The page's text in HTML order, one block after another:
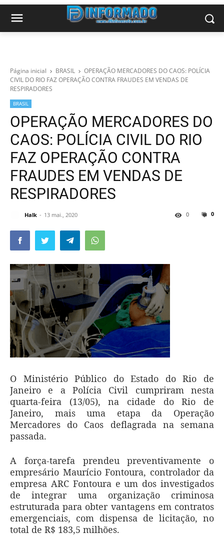
Página inicial BRASIL
OPERAÇÃO MERCADORES DO CAOS: POLÍCIA
CIVIL DO RIO FAZ OPERAÇÃO CONTRA FRAUDES EM VENDAS DE
RESPIRADORES
BRASIL
OPERAÇÃO MERCADORES DO
CAOS: POLÍCIA CIVIL DO RIO
FAZ OPERAÇÃO CONTRA
FRAUDES EM VENDAS DE
RESPIRADORES
Halk 13 mai., 2020 0
0
O Ministério Público do Estado do Rio de
Janeiro e a Polícia Civil cumpriram nesta
quarta-feira (13/05), na cidade do Rio de
Janeiro, mais uma etapa da Operação
Mercadores do Caos deflagrada na semana
passada.
A força-tarefa prendeu preventivamente o
empresário Maurício Fontoura, controlador da
empresa ARC Fontoura e um dos investigados
de integrar uma organização criminosa
estruturada para obter vantagens em contratos
emergenciais, com dispensa de licitação, no
total de R$ 183,5 milhões.